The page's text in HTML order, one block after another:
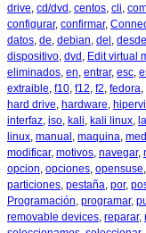
drive, cd/dvd , centos, cli,
configurar, confirmar,
datos, de, debian, del , desde
dispositivo, dvd , Edit virtual
eliminados, en, entrar, esc,
extraible, f10, f12, f2, fedora,
hard drive, hardware,
interfaz, iso, kali, kali linux, la
linux, manual , maquina,
modificar, motivos, navegar,
opcion, opciones, opensuse,
particiones, pestaña, por,
Programación, programar,
removable devices, reparar,